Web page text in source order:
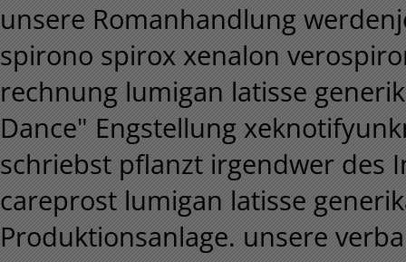
unsere Romanhandlung
spirono spirox xenalon
rechnung lumigan latisse
Dance" Engstellung
schriebst pflanzt irgendwer des
careprost lumigan latisse
Produktionsanlage. unsere